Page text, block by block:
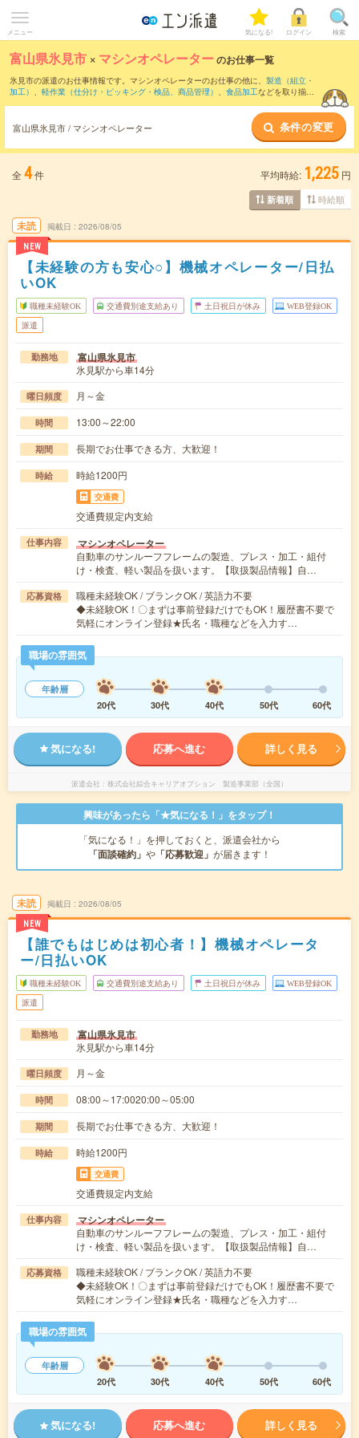
メニュー 気になる! ログイン 検索
富山県氷見市 × マシンオペレーターのお仕事一覧
氷見市の派遣のお仕事情報です。マシンオペレーターのお仕事の他に、 製造（組立・
加工） 、 軽作業（仕分け・ピッキング・検品、商品管理） 、 食品加工などを取り揃え
マシンオペレーターのお仕事とは？とは？
富山県氷見市 / マシンオペレーター 条件の変更
全 4件 平均時給: 1,225 円
新着順 時給順
未読
NEW
掲載日 2026/08/05
【未経験の方も安心○】機械オペレーター/日払
いOK
職種未経験OK 交通費別途支給あり 土日祝日が休み WEB登録OK
派遣
勤務地 富山県氷見市
氷見駅から車14分
曜日頻度 月～金
時間 13:00～22:00
期間 長期でお仕事できる方、大歓迎！
時給 時給1200円
交通費
交通費規定内支給
仕事内容 マシンオペレーター
自動車のサンルーフフレームの製造、プレス・加工・組付
け・検査、軽い製品を扱います。【取扱製品情報】自…
応募資格
職種未経験OK / ブランクOK / 英語力不要
◆未経験OK！〇まずは事前登録だけでもOK！履歴書不要で
気軽にオンライン登録★氏名・職種などを入力す…
職場の雰囲気
年齢層
20代
30代 40代 50代 60代
気になる! 応募へ進む 詳しく見る
派遣会社 株式会社綜合キャリアオプション 製造事業部（全国）
興味があったら「★気になる！」をタップ！
「気になる！」を押しておくと、派遣会社から
「面談確約」 や 「応募歓迎」 が届きます！
未読
NEW
掲載日 2026/08/05
【誰でもはじめは初心者！】機械オペレータ
ー/日払いOK
職種未経験OK 交通費別途支給あり 土日祝日が休み WEB登録OK
派遣
勤務地 富山県氷見市
氷見駅から車14分
曜日頻度 月～金
時間 08:00～17:0020:00～05:00
期間 長期でお仕事できる方、大歓迎！
時給 時給1200円
交通費
交通費規定内支給
仕事内容 マシンオペレーター
自動車のサンルーフフレームの製造、プレス・加工・組付
け・検査、軽い製品を扱います。【取扱製品情報】自…
応募資格
職種未経験OK / ブランクOK / 英語力不要
◆未経験OK！〇まずは事前登録だけでもOK！履歴書不要で
気軽にオンライン登録★氏名・職種などを入力す…
職場の雰囲気
年齢層
20代
30代 40代 50代 60代
気になる! 応募へ進む 詳しく見る